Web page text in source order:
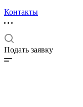
Контакты
Подать заявку